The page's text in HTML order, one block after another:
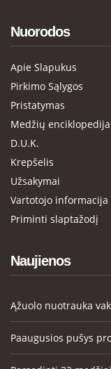
Nuorodos
Apie Slapukus
Pirkimo Sąlygos
Pristatymas
Medžių enciklopedija
D.U.K.
Krepšelis
Užsakymai
Vartotojo informacija
Priminti slaptažodį
Naujienos
Ąžuolo nuotrauka
Paaugusios pušys